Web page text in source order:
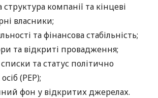
компанії та кінцеві
власники;
та фінансова стабільність;
та відкриті провадження;
та статус політично
(PEP);
фон у відкритих джерелах.